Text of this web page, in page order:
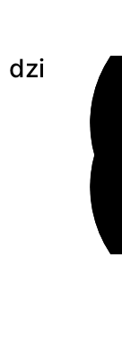
dzi